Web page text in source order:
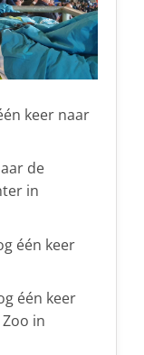
keer naar
de
in
één keer
één keer
in